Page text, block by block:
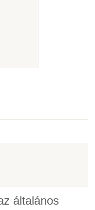
általános